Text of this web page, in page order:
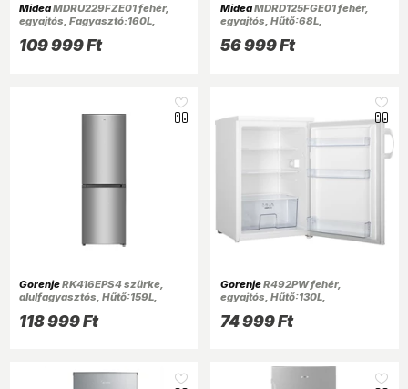
MideaMDRU229FZE01 fehér,
egyajtós, Fagyasztó:160L,
109 999 Ft
MideaMDRD125FGE01 fehér,
egyajtós, Hűtő:68L,
56 999 Ft
GorenjeRK416EPS4 szürke,
alulfagyasztós, Hűtő:159L,
118 999 Ft
GorenjeR492PW fehér,
egyajtós, Hűtő:130L,
74 999 Ft